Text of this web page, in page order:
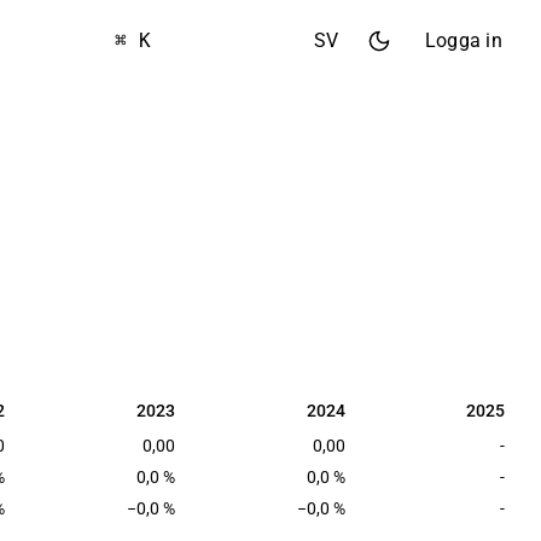
⌘ K SV Logga in
2023 2024 2025
2023 2024
2025
0,00 0,00
-
0,0 % 0,0 %
-
−0,0 % −0,0 % -